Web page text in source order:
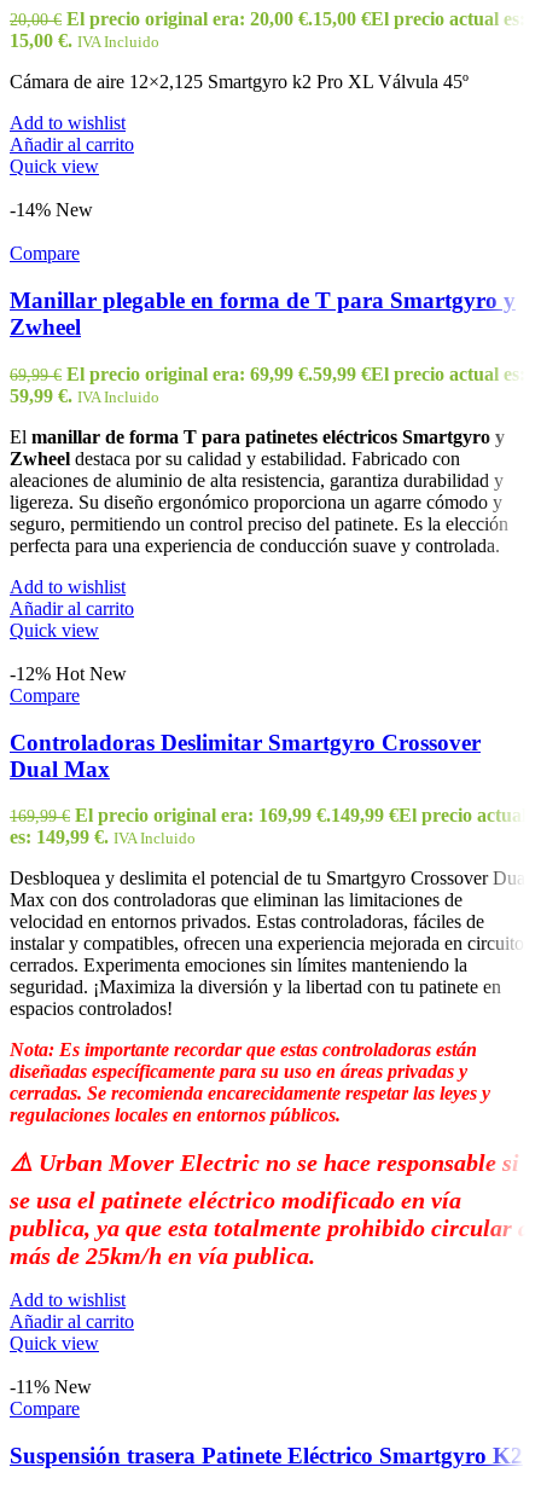
20,00€ El precio original era: 20,00 €.15,00 €El precio actual es:
15,00 €. IVA Incluido
Cámara de aire 12×2,125 Smartgyro k2 Pro XL Válvula 45º
Add to wishlist
Añadir al carrito
Quick view
-14% New
Compare
Manillar plegable en forma de T para Smartgyro y
Zwheel
69,99€ El precio original era: 69,99 €.59,99 €El precio actual es:
59,99 €. IVA Incluido
El manillar de forma T para patinetes eléctricos Smartgyro y
Zwheel destaca por su calidad y estabilidad. Fabricado con
aleaciones de aluminio de alta resistencia, garantiza durabilidad y
ligereza. Su diseño ergonómico proporciona un agarre cómodo y
seguro, permitiendo un control preciso del patinete. Es la elección
perfecta para una experiencia de conducción suave y controlada.
Add to wishlist
Añadir al carrito
Quick view
-12% Hot New
Compare
Controladoras Deslimitar Smartgyro Crossover
Dual Max
169,99€ El precio original era: 169,99 €.149,99 €El precio actual
es: 149,99 €. IVA Incluido
Desbloquea y deslimita el potencial de tu Smartgyro Crossover Dual
Max con dos controladoras que eliminan las limitaciones de
velocidad en entornos privados. Estas controladoras, fáciles de
instalar y compatibles, ofrecen una experiencia mejorada en circuitos
cerrados. Experimenta emociones sin límites manteniendo la
seguridad. ¡Maximiza la diversión y la libertad con tu patinete en
espacios controlados!
Nota: Es importante recordar que estas controladoras están
diseñadas específicamente para su uso en áreas privadas y
cerradas. Se recomienda encarecidamente respetar las leyes y
regulaciones locales en entornos públicos.
⚠️​ Urban Mover Electric no se hace responsable si
se usa el patinete eléctrico modificado en vía
publica, ya que esta totalmente prohibido circular a
más de 25km/h en vía publica.
Add to wishlist
Añadir al carrito
Quick view
-11% New
Compare
Suspensión trasera Patinete Eléctrico Smartgyro K2